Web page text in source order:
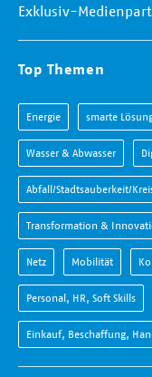
Exklusiv-
Top Themen
Energie smarte
Wasser & Abwasser
Abfall/Stadtsauberkeit/
Transformation &
Netz Mobilität
Personal, HR, Soft Skills
Einkauf, Beschaffung,